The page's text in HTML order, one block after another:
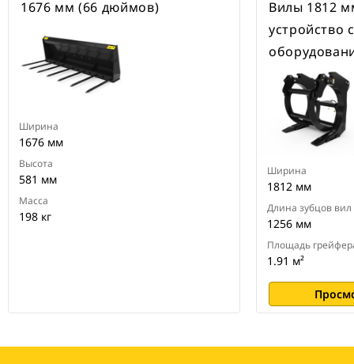
1676 мм (66 дюймов)
Ширина
1676 мм
Высота
581 мм
Масса
198 кг
Вилы 1812
устройство
Ширина
1812 мм
Длина зубцов вил
1256 мм
Площадь
1.91 м²